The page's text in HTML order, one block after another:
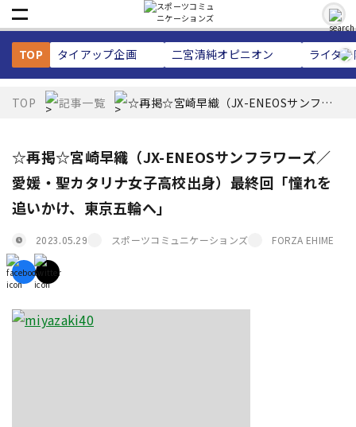
TOP タイアップ企画 二宮清純オピニオン ライタ
TOP 記事一覧 ☆再掲☆宮崎早織（JX-ENEOSサンフラ
☆再掲☆宮崎早織（JX-ENEOSサンフラワーズ／
愛媛・聖カタリナ女子高校出身）最終回「憧れを
追いかけ、東京五輪へ」
2023.05.29 スポーツコミュニケーションズ FORZA EHIME